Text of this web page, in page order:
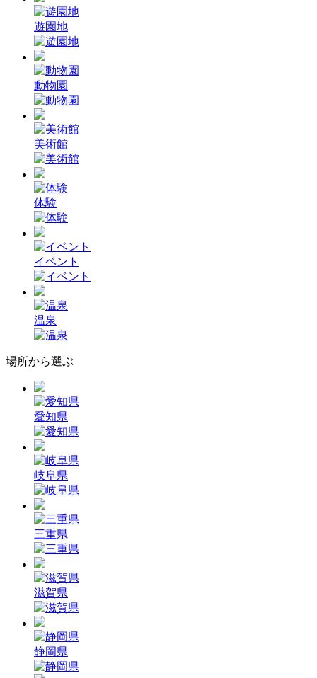
遊園地
動物園
美術館
体験
イベント
温泉
場所から選ぶ
愛知県
岐阜県
三重県
滋賀県
静岡県